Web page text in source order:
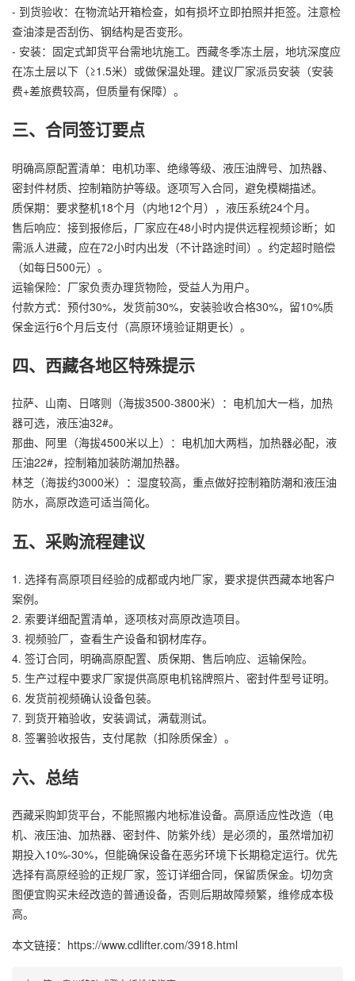
- 到货验收：在物流站开箱检查，如有损坏立即拍照并拒签。注意检
查油漆是否刮伤、钢结构是否变形。
- 安装：固定式卸货平台需地坑施工。西藏冬季冻土层，地坑深度应
在冻土层以下（≥1.5米）或做保温处理。建议厂家派员安装（安装
费+差旅费较高，但质量有保障）。
三、合同签订要点
明确高原配置清单：电机功率、绝缘等级、液压油牌号、加热器、
密封件材质、控制箱防护等级。逐项写入合同，避免模糊描述。
质保期：要求整机18个月（内地12个月），液压系统24个月。
售后响应：接到报修后，厂家应在48小时内提供远程视频诊断；如
需派人进藏，应在72小时内出发（不计路途时间）。约定超时赔偿
（如每日500元）。
运输保险：厂家负责办理货物险，受益人为用户。
付款方式：预付30%，发货前30%，安装验收合格30%，留10%质
保金运行6个月后支付（高原环境验证期更长）。
四、西藏各地区特殊提示
拉萨、山南、日喀则（海拔3500-3800米）：电机加大一档，加热
器可选，液压油32#。
那曲、阿里（海拔4500米以上）：电机加大两档，加热器必配，液
压油22#，控制箱加装防潮加热器。
林芝（海拔约3000米）：湿度较高，重点做好控制箱防潮和液压油
防水，高原改造可适当简化。
五、采购流程建议
1. 选择有高原项目经验的成都或内地厂家，要求提供西藏本地客户
案例。
2. 索要详细配置清单，逐项核对高原改造项目。
3. 视频验厂，查看生产设备和钢材库存。
4. 签订合同，明确高原配置、质保期、售后响应、运输保险。
5. 生产过程中要求厂家提供高原电机铭牌照片、密封件型号证明。
6. 发货前视频确认设备包装。
7. 到货开箱验收，安装调试，满载测试。
8. 签署验收报告，支付尾款（扣除质保金）。
六、总结
西藏采购卸货平台，不能照搬内地标准设备。高原适应性改造（电
机、液压油、加热器、密封件、防紫外线）是必须的，虽然增加初
期投入10%-30%，但能确保设备在恶劣环境下长期稳定运行。优先
选择有高原经验的正规厂家，签订详细合同，保留质保金。切勿贪
图便宜购买未经改造的普通设备，否则后期故障频繁，维修成本极
高。
本文链接：https://www.cdlifter.com/3918.html